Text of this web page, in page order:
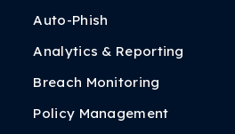
Auto-Phish
Analytics & Reporting
Breach Monitoring
Policy Management